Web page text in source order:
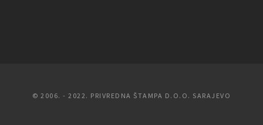
© 2006. - 2022. PRIVREDNA ŠTAMPA D.O.O. SARAJEVO